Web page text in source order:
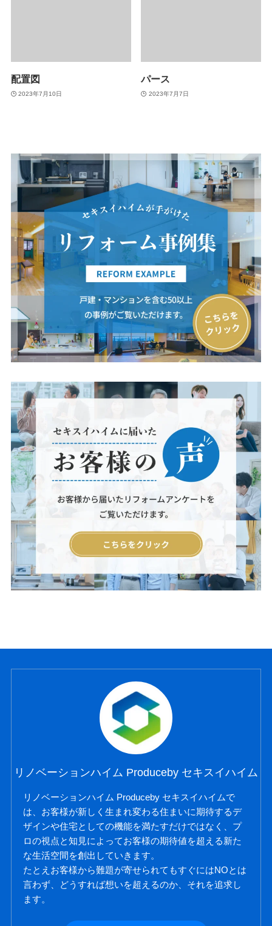
配置図
2023年7月10日
パース
2023年7月7日
リノベーションハイム Produceby セキスイハイム
リノベーションハイム Produceby セキスイハイムで
は、お客様が新しく生まれ変わる住まいに期待するデ
ザインや住宅としての機能を満たすだけではなく、プ
ロの視点と知見によってお客様の期待値を超える新た
な生活空間を創出していきます。
たとえお客様から難題が寄せられてもすぐにはNOとは
言わず、どうすれば想いを超えるのか、それを追求し
ます。